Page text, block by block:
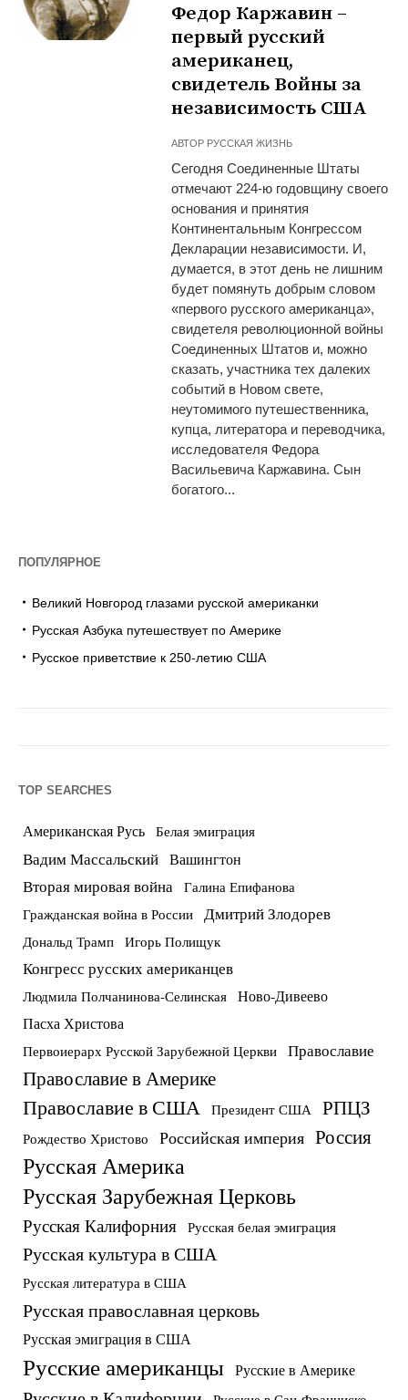
Федор Каржавин –
первый русский
американец,
свидетель Войны за
независимость США
АВТОР РУССКАЯ ЖИЗНЬ
Сегодня Соединенные Штаты
отмечают 224-ю годовщину своего
основания и принятия
Континентальным Конгрессом
Декларации независимости. И,
думается, в этот день не лишним
будет помянуть добрым словом
«первого русского американца»,
свидетеля революционной войны
Соединенных Штатов и, можно
сказать, участника тех далеких
событий в Новом свете,
неутомимого путешественника,
купца, литератора и переводчика,
исследователя Федора
Васильевича Каржавина. Сын
богатого...
ПОПУЛЯРНОЕ
Великий Новгород глазами русской американки
Русская Азбука путешествует по Америке
Русское приветствие к 250-летию США
TOP SEARCHES
Американская Русь Белая эмиграция
Вадим Массальский Вашингтон
Вторая мировая война Галина Епифанова
Гражданская война в России Дмитрий Злодорев
Дональд Трамп Игорь Полищук
Конгресс русских американцев
Людмила Полчанинова-Селинская Ново-Дивеево
Пасха Христова
Первоиерарх Русской Зарубежной Церкви Православие
Православие в Америке
Православие в США Президент США РПЦЗ
Рождество Христово Российская империя Россия
Русская Америка
Русская Зарубежная Церковь
Русская Калифорния Русская белая эмиграция
Русская культура в США
Русская литература в США
Русская православная церковь
Русская эмиграция в США
Русские американцы Русские в Америке